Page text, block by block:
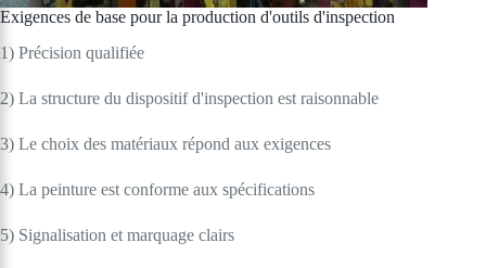
Exigences de base pour la production d'outils d'inspection
1) Précision qualifiée
2) La structure du dispositif d'inspection est raisonnable
3) Le choix des matériaux répond aux exigences
4) La peinture est conforme aux spécifications
5) Signalisation et marquage clairs